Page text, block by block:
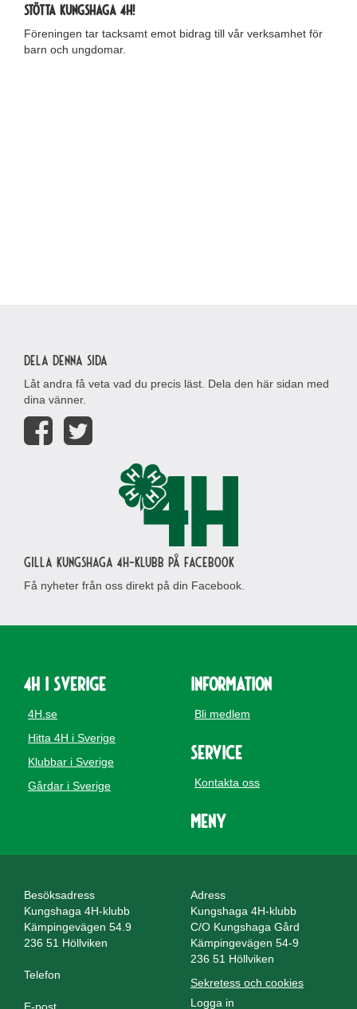
Stötta Kungshaga 4H!
Föreningen tar tacksamt emot bidrag till vår verksamhet för
barn och ungdomar.
Dela denna sida
Låt andra få veta vad du precis läst. Dela den här sidan med
dina vänner.
Gilla Kungshaga 4H-klubb på Facebook
Få nyheter från oss direkt på din Facebook.
4H i Sverige
4H.se
Hitta 4H i Sverige
Klubbar i Sverige
Gårdar i Sverige
Information
Bli medlem
Service
Kontakta oss
Meny
Besöksadress
Kungshaga 4H-klubb
Kämpingevägen 54.9
236 51 Höllviken
Adress
Kungshaga 4H-klubb
C/O Kungshaga Gård
Kämpingevägen 54-9
236 51 Höllviken
Telefon
Sekretess och cookies
Logga in